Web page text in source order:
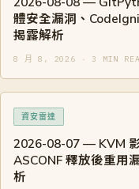
體安全漏洞、
揭露解析
8 月 8, 2026 · 3 MIN
資安雷達
2026-08-07 — KVM
ASCONF 釋放後重用
析